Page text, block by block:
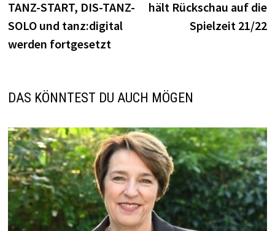
TANZ-START, DIS-TANZ-
SOLO und tanz:digital
werden fortgesetzt
hält Rückschau auf die
Spielzeit 21/22
DAS KÖNNTEST DU AUCH MÖGEN